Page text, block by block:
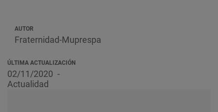
AUTOR
Fraternidad-Muprespa
ÚLTIMA ACTUALIZACIÓN
02/11/2020
Actualidad